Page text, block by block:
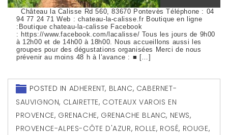
Château la Calisse Rd 560, 83670 Pontevès Téléphone : 04
94 77 24 71 Web : chateau-la-calisse.fr Boutique en ligne
:Boutique chateau-la-calisse Facebook
: https://www.facebook.com/lacalisse/ Tous les jours de 9h00
à 12h00 et de 14h00 à 18h00. Nous accueillons aussi les
groupes pour des dégustations organisées Merci de nous
prévenir au moins 48 h à l’avance : ■ […]
POSTED IN ADHERENT, BLANC, CABERNET-
SAUVIGNON, CLAIRETTE, COTEAUX VAROIS EN
PROVENCE, GRENACHE, GRENACHE BLANC, NEWS,
PROVENCE-ALPES-CÔTE D'AZUR, ROLLE, ROSÉ, ROUGE,